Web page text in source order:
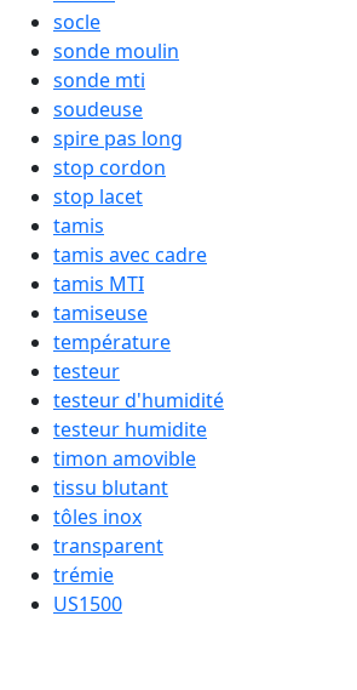
socle
sonde moulin
sonde mti
soudeuse
spire pas long
stop cordon
stop lacet
tamis
tamis avec cadre
tamis MTI
tamiseuse
température
testeur
testeur d'humidité
testeur humidite
timon amovible
tissu blutant
tôles inox
transparent
trémie
US1500